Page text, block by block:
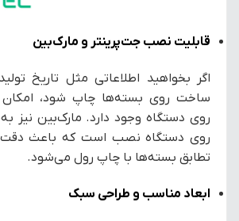
قابلیت نصب جت‌پرینتر و مارک‌بین
اگر بخواهید اطلاعاتی مثل تاریخ
ساخت روی بسته‌ها چاپ شود،
روی دستگاه وجود دارد. مارک‌بین
روی دستگاه نصب است که باعث دقت
تطابق بسته‌ها با چاپ رول می‌شود.
ابعاد مناسب و طراحی سبک